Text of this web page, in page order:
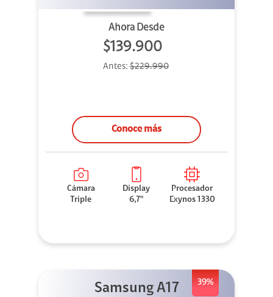
Ahora Desde
$139.900
Antes:$229.990
Conoce más
Cámara
Triple
Display
6,7"
Procesador
Exynos 1330
39%
Samsung A17